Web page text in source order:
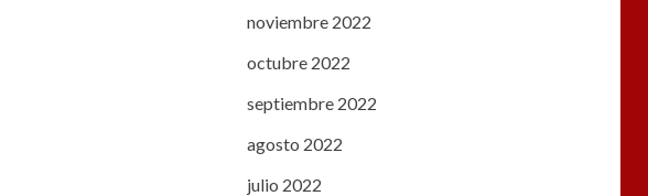
noviembre 2022
octubre 2022
septiembre 2022
agosto 2022
julio 2022